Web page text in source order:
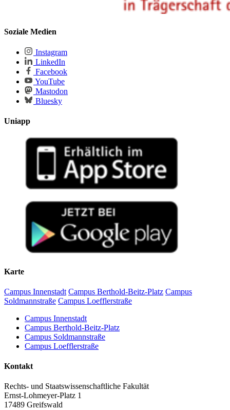
Soziale Medien
Instagram
LinkedIn
Facebook
YouTube
Mastodon
Bluesky
Uniapp
Karte
Campus Innenstadt Campus Berthold-Beitz-Platz Campus
Soldmannstraße Campus Loefflerstraße
Campus Innenstadt
Campus Berthold-Beitz-Platz
Campus Soldmannstraße
Campus Loefflerstraße
Kontakt
Rechts- und Staatswissenschaftliche Fakultät
Ernst-Lohmeyer-Platz 1
17489 Greifswald